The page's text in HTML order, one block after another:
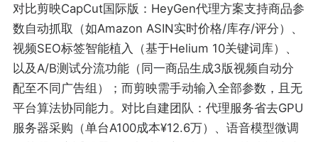
对比剪映CapCut国际版：HeyGen代理方案支持商品参
数自动抓取（如Amazon ASIN实时价格/库存/评分）、
视频SEO标签智能植入（基于Helium 10关键词库）、
以及A/B测试分流功能（同一商品生成3版视频自动分
配至不同广告组）；而剪映需手动输入全部参数，且无
平台算法协同能力。对比自建团队：代理服务省去GPU
服务器采购（单台A100成本¥12.6万）、语音模型微调